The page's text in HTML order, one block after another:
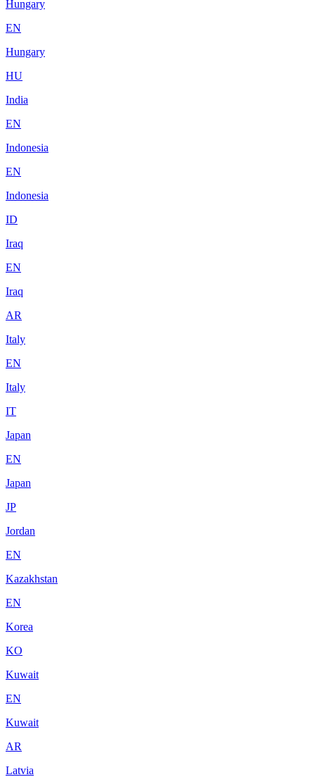
Hungary
EN
Hungary
HU
India
EN
Indonesia
EN
Indonesia
ID
Iraq
EN
Iraq
AR
Italy
EN
Italy
IT
Japan
EN
Japan
JP
Jordan
EN
Kazakhstan
EN
Korea
KO
Kuwait
EN
Kuwait
AR
Latvia